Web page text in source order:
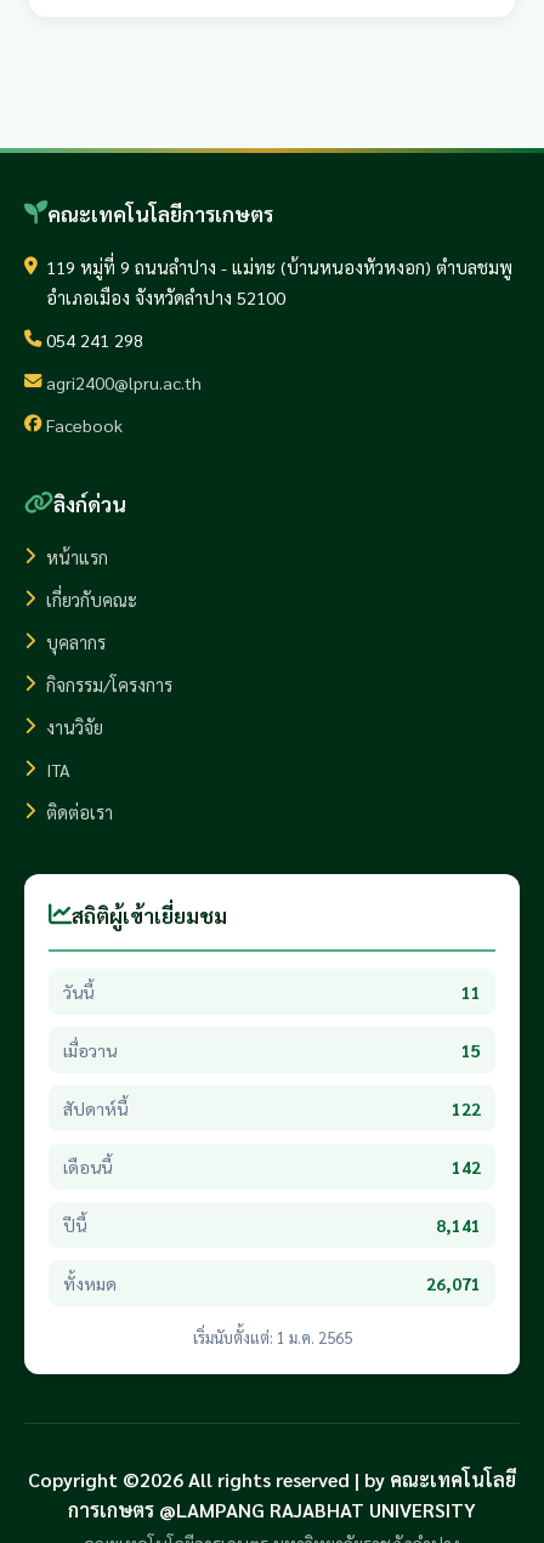
คณะเทคโนโลยีการเกษตร
119 หมู่ที่ 9 ถนนลำปาง - แม่ทะ (บ้านหนองหัวหงอก) ตำบลชมพู
อำเภอเมือง จังหวัดลำปาง 52100
054 241 298
agri2400@lpru.ac.th
Facebook
ลิงก์ด่วน
หน้าแรก
เกี่ยวกับคณะ
บุคลากร
กิจกรรม/โครงการ
งานวิจัย
ITA
ติดต่อเรา
สถิติผู้เข้าเยี่ยมชม
วันนี้ 11
เมื่อวาน 15
สัปดาห์นี้ 122
เดือนนี้ 142
ปีนี้ 8,141
ทั้งหมด 26,071
เริ่มนับตั้งแต่: 1 ม.ค. 2565
Copyright ©2026 All rights reserved | by คณะเทคโนโลยี
การเกษตร @LAMPANG RAJABHAT UNIVERSITY